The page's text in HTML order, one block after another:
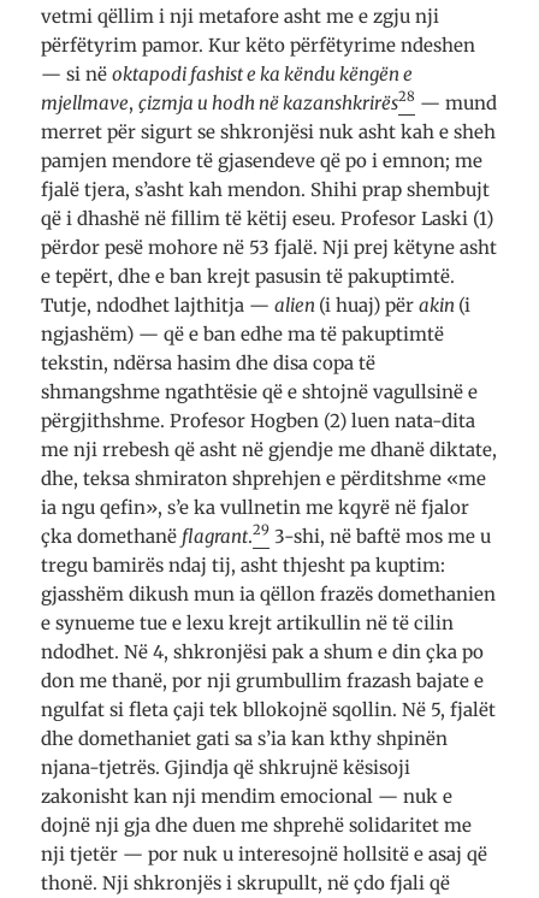
vetmi qëllim i nji metafore asht me e zgju nji
përfëtyrim pamor. Kur këto përfëtyrime ndeshen
— si nëoktapodi fashist e ka këndu këngën e
mjellmave,çizmja u hodh në kazanshkrirës28 — mund
merret për sigurt se shkronjësi nuk asht kah e sheh
pamjen mendore të gjasendeve që po i emnon; me
fjalë tjera, s’asht kah mendon. Shihi prap shembujt
që i dhashë në fillim të këtij eseu. Profesor Laski (1)
përdor pesë mohore në 53 fjalë. Nji prej këtyne asht
e tepërt, dhe e ban krejt pasusin të pakuptimtë.
Tutje, ndodhet lajthitja —alien (i huaj) përakin (i
ngjashëm) — që e ban edhe ma të pakuptimtë
tekstin, ndërsa hasim dhe disa copa të
shmangshme ngathtësie që e shtojnë vagullsinë e
përgjithshme. Profesor Hogben (2) luen nata-dita
me nji rrebesh që asht në gjendje me dhanë diktate,
dhe, teksa shmiraton shprehjen e përditshme «me
ia ngu qefin», s’e ka vullnetin me kqyrë në fjalor
çka domethanë flagrant.29 3-shi, në baftë mos me u
tregu bamirës ndaj tij, asht thjesht pa kuptim:
gjasshëm dikush mun ia qëllon frazës domethanien
e synueme tue e lexu krejt artikullin në të cilin
ndodhet. Në 4, shkronjësi pak a shum e din çka po
don me thanë, por nji grumbullim frazash bajate e
ngulfat si fleta çaji tek bllokojnë sqollin. Në 5, fjalët
dhe domethaniet gati sa s’ia kan kthy shpinën
njana-tjetrës. Gjindja që shkrujnë kësisoji
zakonisht kan nji mendim emocional — nuk e
dojnë nji gja dhe duen me shprehë solidaritet me
nji tjetër — por nuk u interesojnë hollsitë e asaj që
thonë. Nji shkronjës i skrupullt, në çdo fjali që